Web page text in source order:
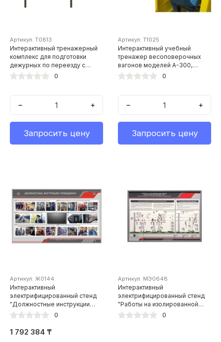
Артикул: Т0813
Интерактивный тренажерный
комплекс для подготовки
дежурных по переезду с
персональным компьютером
0
− +
Запросить цену
Артикул: Т1025
Интерактивный учебный
тренажер весоповерочных
вагонов моделей А-300,
ВПВ-135К
0
− +
Запросить цену
Артикул: Ж0144
Интерактивный
электрифицированный стенд
"Должностные инструкции
проводника" с сенсорным
0
1 792 384 ₸
Артикул: МЭ0648
Интерактивный
электрифицированный стенд
"Работы на изолированной
гибкой поперечине контактной
0